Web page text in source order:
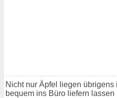
Nicht nur Äpfel liegen übrigens
bequem ins Büro liefern lassen